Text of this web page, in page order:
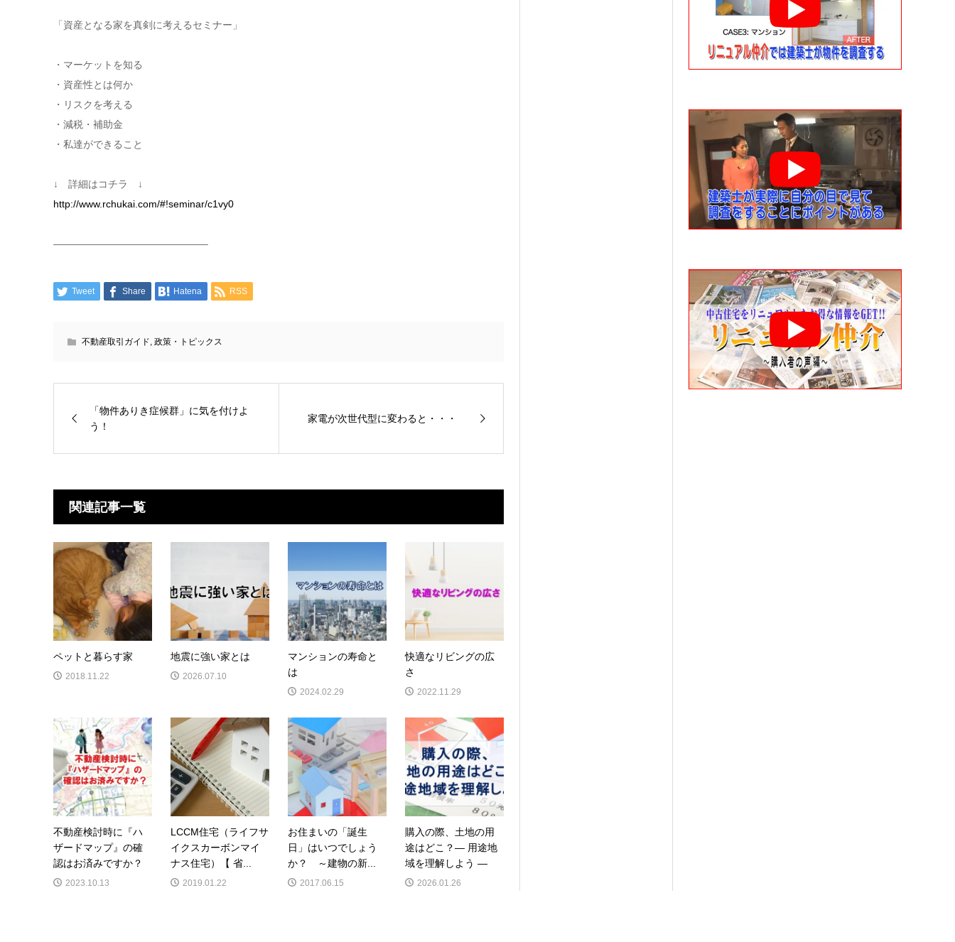
「資産となる家を真剣に考えるセミナー」
・マーケットを知る
・資産性とは何か
・リスクを考える
・減税・補助金
・私達ができること
↓ 詳細はコチラ ↓
http://www.rchukai.com/#!seminar/c1vy0
———————————————–
Tweet Share Hatena RSS
不動産取引ガイド, 政策・トピックス
「物件ありき症候群」に気を付けよ
う！
家電が次世代型に変わると・・・
関連記事一覧
ペットと暮らす家
2018.11.22
地震に強い家とは
2026.07.10
マンションの寿命と
は
2024.02.29
快適なリビングの広
さ
2022.11.29
不動産検討時に『ハ
ザードマップ』の確
認はお済みですか？
2023.10.13
LCCM住宅（ライフサ
イクスカーボンマイ
ナス住宅）【 省...
2019.01.22
お住まいの「誕生
日」はいつでしょう
か？ ～建物の新...
2017.06.15
購入の際、土地の用
途はどこ？― 用途地
域を理解しよう ―
2026.01.26